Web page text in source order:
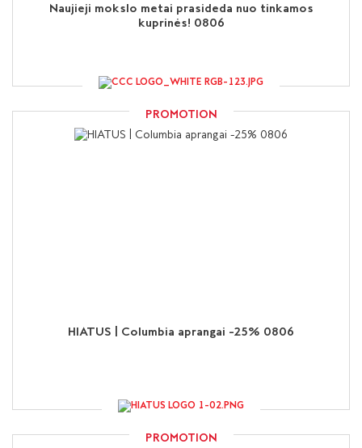
Naujieji mokslo metai prasideda nuo tinkamos
kuprinės! 0806
PROMOTION
HIATUS | Columbia aprangai -25% 0806
PROMOTION